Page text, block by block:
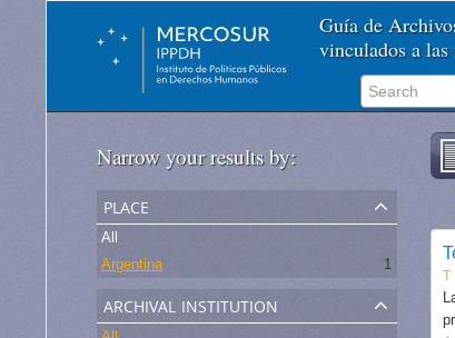
Guía de
vinculados a
Narrow your results by:
place
All
Argentina
1
archival institution
T